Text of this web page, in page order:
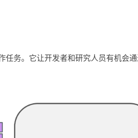
务。它让开发者和研究人员有机会